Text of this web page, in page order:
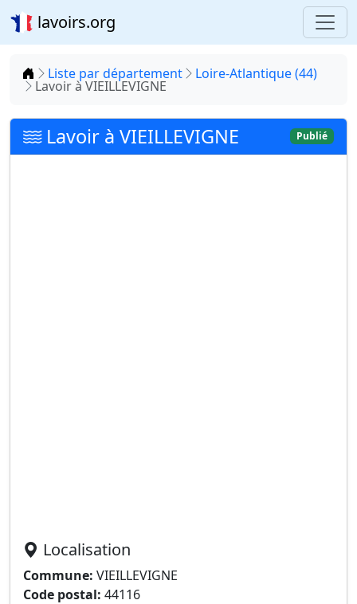
lavoirs.org
Accueil
Liste par département Loire-Atlantique (44)
Lavoir à VIEILLEVIGNE
Lavoir à VIEILLEVIGNE Publié
Localisation
Commune: VIEILLEVIGNE
Code postal: 44116